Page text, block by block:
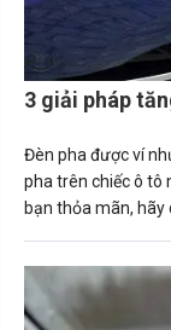
3 giải pháp
Đèn pha được ví
pha trên chiếc ô tô
bạn thỏa mãn,